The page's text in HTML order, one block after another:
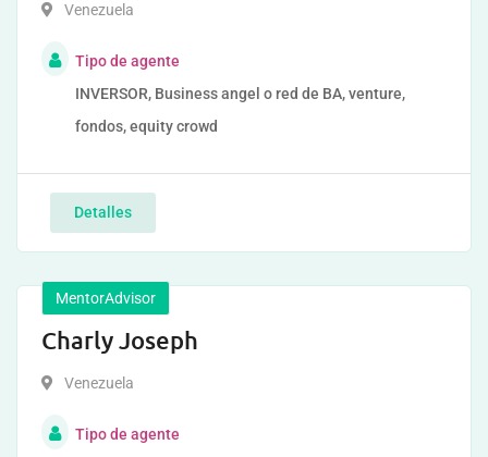
Venezuela
Tipo de agente
INVERSOR, Business angel o red de BA, venture,
fondos, equity crowd
Detalles
MentorAdvisor
Charly Joseph
Venezuela
Tipo de agente